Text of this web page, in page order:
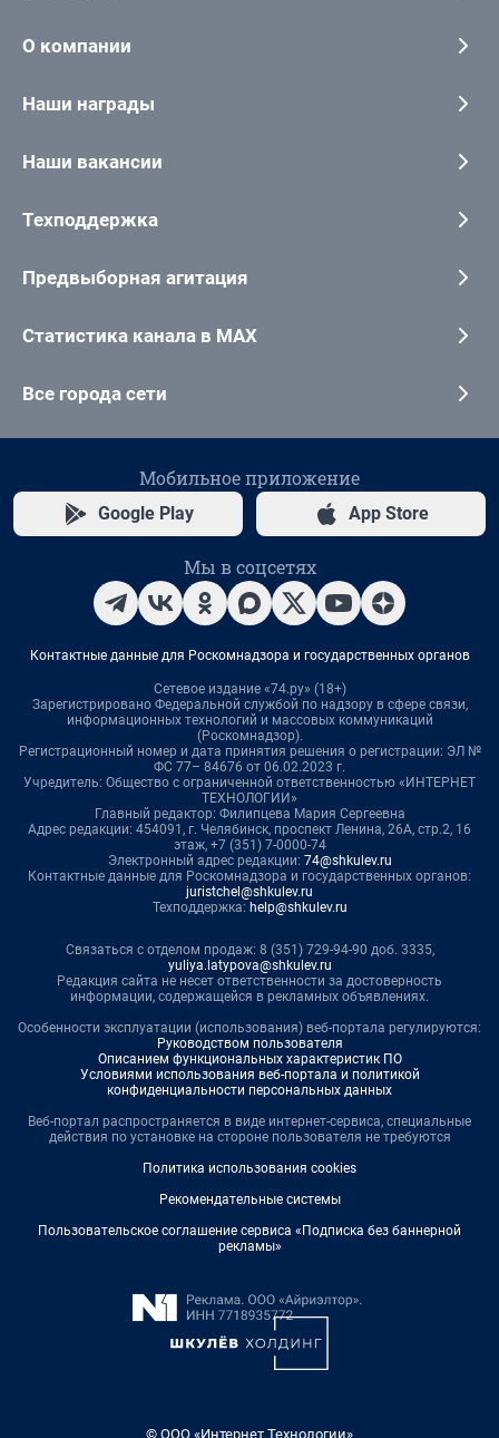
О компании
Наши награды
Наши вакансии
Техподдержка
Предвыборная агитация
Статистика канала в MAX
Все города сети
Мобильное приложение
Google Play App Store
Мы в соцсетях
Контактные данные для Роскомнадзора и государственных органов
Сетевое издание «74.ру» (18+)
Зарегистрировано Федеральной службой по надзору в сфере связи,
информационных технологий и массовых коммуникаций
(Роскомнадзор).
Регистрационный номер и дата принятия решения о регистрации: ЭЛ №
ФС 77– 84676 от 06.02.2023 г.
Учредитель: Общество с ограниченной ответственностью «ИНТЕРНЕТ
ТЕХНОЛОГИИ»
Главный редактор: Филипцева Мария Сергеевна
Адрес редакции: 454091, г. Челябинск, проспект Ленина, 26А, стр.2, 16
этаж, +7 (351) 7-0000-74
Электронный адрес редакции: 74@shkulev.ru
Контактные данные для Роскомнадзора и государственных органов:
juristchel@shkulev.ru
Техподдержка: help@shkulev.ru
Связаться с отделом продаж: 8 (351) 729-94-90 доб. 3335,
yuliya.latypova@shkulev.ru
Редакция сайта не несет ответственности за достоверность
информации, содержащейся в рекламных объявлениях.
Особенности эксплуатации (использования) веб-портала регулируются:
Руководством пользователя
Описанием функциональных характеристик ПО
Условиями использования веб-портала и политикой
конфиденциальности персональных данных
Веб-портал распространяется в виде интернет-сервиса, специальные
действия по установке на стороне пользователя не требуются
Политика использования cookies
Рекомендательные системы
Пользовательское соглашение сервиса «Подписка без баннерной
рекламы»
© ООО «Интернет Технологии»